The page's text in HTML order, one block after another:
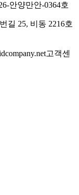
안양만안-0364호
길 25, 비동 2216호
고객센